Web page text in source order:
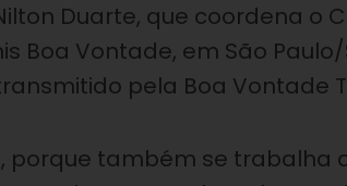
Duarte, que coordena o
Boa Vontade, em São Paulo/
pela Boa Vontade
porque também se trabalha